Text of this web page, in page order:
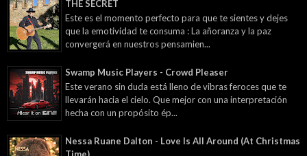
THE SECRET
Este es el momento perfecto para que te sientes y dejes
que la emotividad te consuma : La añoranza y la paz
convergerá en nuestros pensamien...
Swamp Music Players - Crowd Pleaser
Este verano sin duda está lleno de vibras feroces que te
llevarán hacia el cielo. Que mejor con una interpretación
hecha con un propósito ép...
Nessa Ruane Dalton - Love Is All Around (At Christmas
Time)